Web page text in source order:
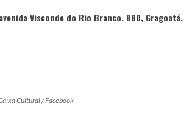
Visconde do Rio Branco, 880, Gragoatá,
Cultural / Facebook